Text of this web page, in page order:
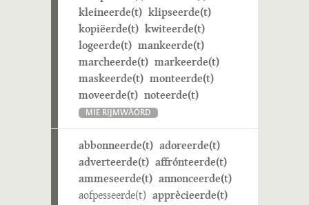
kleineerde(t) klipseerde(t)
kopiëerde(t) kwiteerde(t)
logeerde(t) mankeerde(t)
marcheerde(t) markeerde(t)
maskeerde(t) monteerde(t)
moveerde(t) noteerde(t)
MIE RIJMWÄÖRD
abbonneerde(t) adoreerde(t)
adverteerde(t) affrónteerde(t)
ammeseerde(t) annonceerde(t)
aofpesseerde(t) apprècieerde(t)